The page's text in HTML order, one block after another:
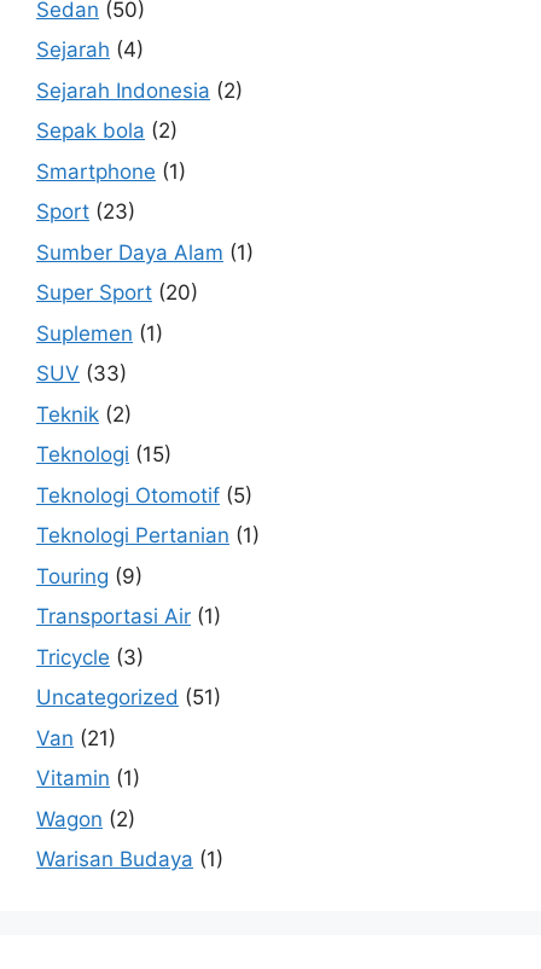
Sedan (50)
Sejarah (4)
Sejarah Indonesia (2)
Sepak bola (2)
Smartphone (1)
Sport (23)
Sumber Daya Alam (1)
Super Sport (20)
Suplemen (1)
SUV (33)
Teknik (2)
Teknologi (15)
Teknologi Otomotif (5)
Teknologi Pertanian (1)
Touring (9)
Transportasi Air (1)
Tricycle (3)
Uncategorized (51)
Van (21)
Vitamin (1)
Wagon (2)
Warisan Budaya (1)